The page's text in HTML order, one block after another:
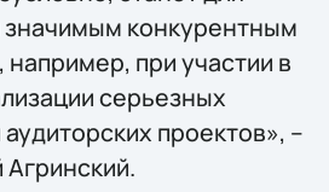
конкурентным
при участии в
серьезных
проектов», –
Агринский.